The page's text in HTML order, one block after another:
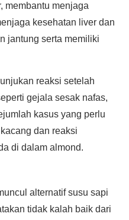
membantu menjaga
kesehatan liver dan
jantung serta memiliki
reaksi setelah
gejala sesak nafas,
kasus yang perlu
dan reaksi
di dalam almond.
alternatif susu sapi
tidak kalah baik dari